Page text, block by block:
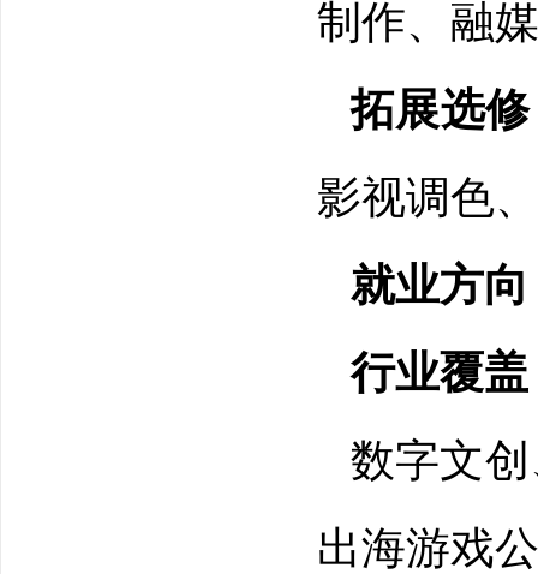
制作、融
拓展选
影视调色
就业方向
行业覆盖
数字文
出海游戏